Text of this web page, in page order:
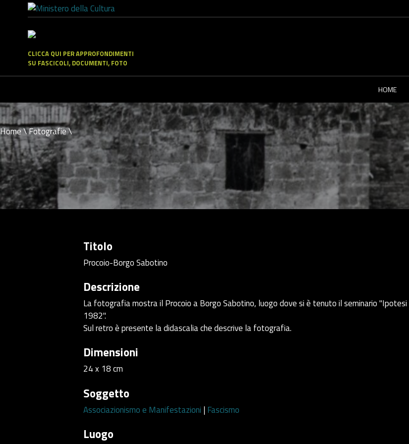
CLICCA QUI PER APPROFONDIMENTI
SU FASCICOLI, DOCUMENTI, FOTO
HOME
Home\Fotografie\
Titolo
Procoio-Borgo Sabotino
Descrizione
La fotografia mostra il Procoio a Borgo Sabotino, luogo dove si è tenuto il seminario
1982".
Sul retro è presente la didascalia che descrive la fotografia.
Dimensioni
24 x 18 cm
Soggetto
Associazionismo e Manifestazioni | Fascismo
Luogo